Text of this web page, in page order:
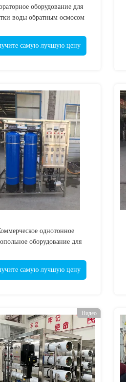
оборудование для
воды обратным осмосом
самую лучшую цену
однотонное
оборудование для
самую лучшую цену
Видео